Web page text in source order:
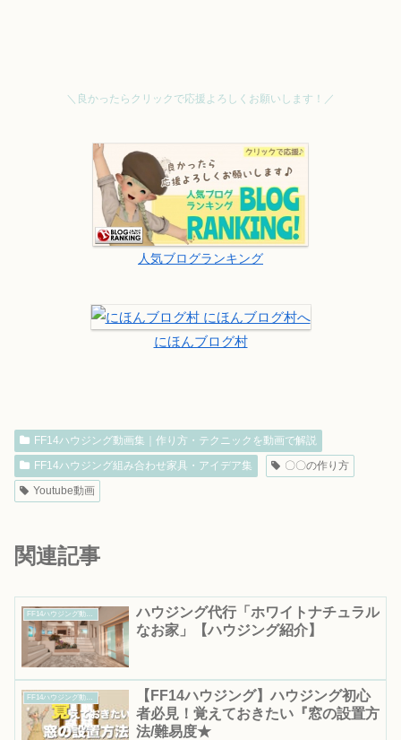
＼良かったらクリックで応援よろしくお願いします！／
人気ブログランキング
にほんブログ村
FF14ハウジング動画集｜作り方・テクニックを動画で解説
FF14ハウジング組み合わせ家具・アイデア集
〇〇の作り方
Youtube動画
関連記事
FF14ハウジング動画集｜作り方・テクニックを動画で解説
ハウジング代行「ホワイトナチュラル
なお家」【ハウジング紹介】
FF14ハウジング動画集｜作り方・テクニックを動画で解説
【FF14ハウジング】ハウジング初心
者必見！覚えておきたい『窓の設置方
法/難易度★